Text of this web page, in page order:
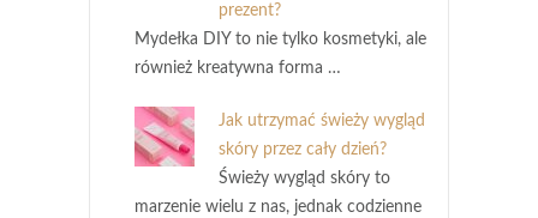
prezent?
Mydełka DIY to nie tylko kosmetyki, ale
również kreatywna forma …
Jak utrzymać świeży wygląd
skóry przez cały dzień?
Świeży wygląd skóry to
marzenie wielu z nas, jednak codzienne